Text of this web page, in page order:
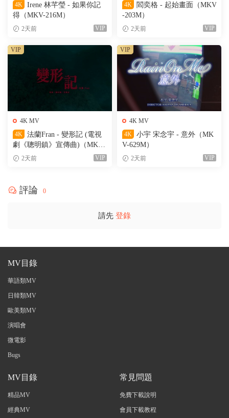
4K
Irene 林芊瑩 - 如果你記
得（MKV-216M）
2天前 VIP
4K
閻奕格 - 起始畫面（MKV
-203M）
2天前 VIP
4K MV
4K
法蘭Fran - 變形記 (電視
劇《聰明鎮》宣傳曲)（MKV-
205M）
2天前 VIP
VIP
4K MV
4K
小宇 宋念宇 - 意外（MK
V-629M）
2天前 VIP
VIP
評論 0
請先 登錄
MV目錄
華語類MV
日韓類MV
歐美類MV
演唱會
微電影
Bugs
MV目錄
精品MV
經典MV
常見問題
免費下載說明
會員下載教程